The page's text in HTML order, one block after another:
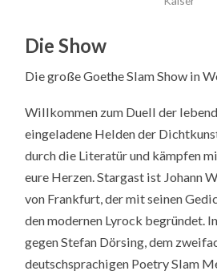
Die Show
Die große Goethe Slam Show in
Willkommen zum Duell der
eingeladene Helden der
durch die Literatür und kämpfen
eure Herzen. Stargast ist Johann
von Frankfurt, der mit seinen
den modernen Lyrock begründet.
gegen Stefan Dörsing, dem
deutschsprachigen Poetry Slam